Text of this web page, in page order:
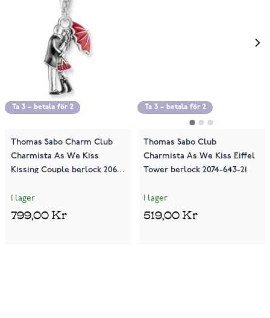
Ta 3 – betala för 2
Ta 3 – betala för 2
Thomas Sabo Charm Club
Charmista As We Kiss
Kissing Couple berlock 2069-
I lager
799,00 Kr
Ta 3 – betala för 2
Thomas Sabo Club
Charmista As We Kiss Eiffel
Tower berlock 2074-643-21
I lager
519,00 Kr